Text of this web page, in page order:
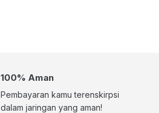
100% Aman
Pembayaran kamu terenskirpsi
dalam jaringan yang aman!